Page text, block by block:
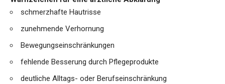
schmerzhafte Hautrisse
zunehmende Verhornung
Bewegungseinschränkungen
fehlende Besserung durch Pflegeprodukte
deutliche Alltags- oder Berufseinschränkung